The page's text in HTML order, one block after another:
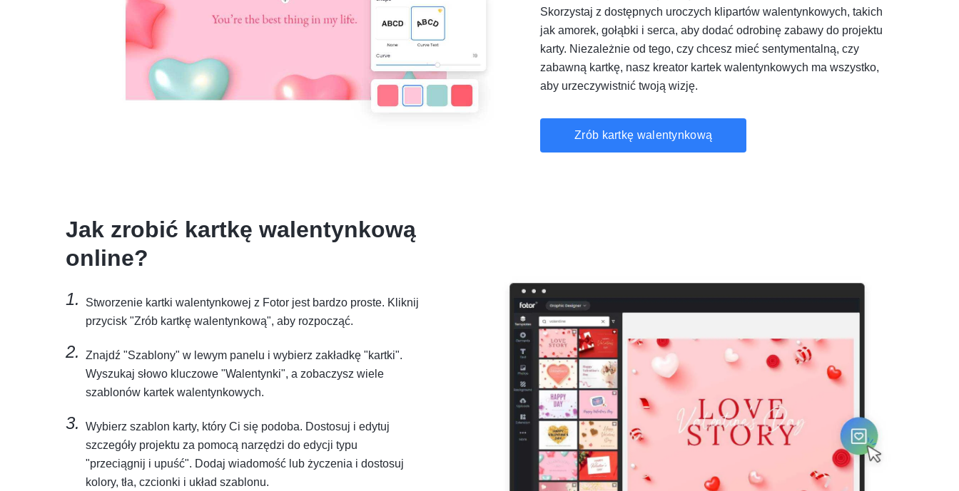
Skorzystaj z dostępnych uroczych klipartów walentynkowych, takich
jak amorek, gołąbki i serca, aby dodać odrobinę zabawy do projektu
karty. Niezależnie od tego, czy chcesz mieć sentymentalną, czy
zabawną kartkę, nasz kreator kartek walentynkowych ma wszystko,
aby urzeczywistnić twoją wizję.
Zrób kartkę walentynkową
Jak zrobić kartkę walentynkową
online?
Stworzenie kartki walentynkowej z Fotor jest bardzo proste. Kliknij
przycisk "Zrób kartkę walentynkową", aby rozpocząć.
Znajdź "Szablony" w lewym panelu i wybierz zakładkę "kartki".
Wyszukaj słowo kluczowe "Walentynki", a zobaczysz wiele
szablonów kartek walentynkowych.
Wybierz szablon karty, który Ci się podoba. Dostosuj i edytuj
szczegóły projektu za pomocą narzędzi do edycji typu
"przeciągnij i upuść". Dodaj wiadomość lub życzenia i dostosuj
kolory, tła, czcionki i układ szablonu.